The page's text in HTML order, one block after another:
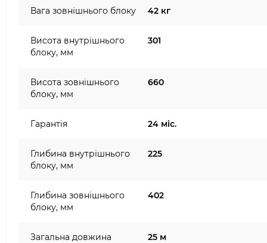
Вага зовнішнього блоку 42 кг
Висота внутрішнього
блоку, мм
301
Висота зовнішнього
блоку, мм
660
Гарантія 24 міс.
Глибина внутрішнього
блоку, мм
225
Глибина зовнішнього
блоку, мм
402
Загальна довжина
25 м